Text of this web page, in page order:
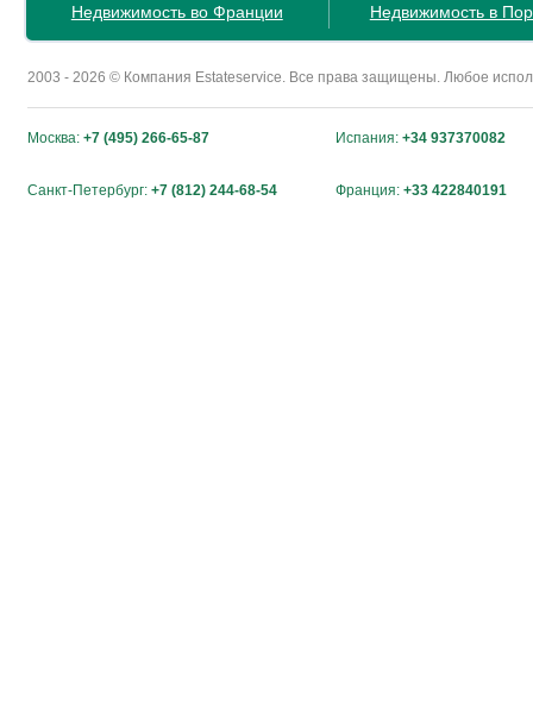
Недвижимость во Франции
Недвижимость в
2003 - 2026 © Компания Estateservice. Все права защищены. Любое
Москва: +7 (495) 266-65-87 Испания: +34 937370082
Санкт-Петербург: +7 (812) 244-68-54 Франция: +33 422840191